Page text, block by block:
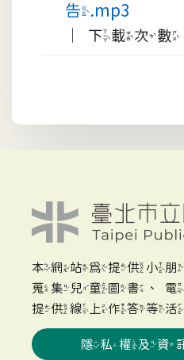
告.mp3
｜下載次數
本網站為提供小
蒐集兒童圖書、
提供線上作答等
隱私權及資